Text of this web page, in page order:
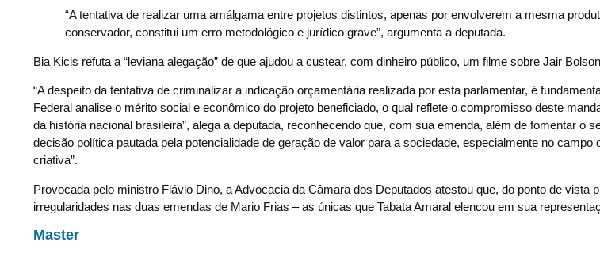
“A tentativa de realizar uma amálgama entre projetos distintos, apenas por envolverem a mesma
conservador, constitui um erro metodológico e jurídico grave”, argumenta a deputada.
Bia Kicis refuta a “leviana alegação” de que ajudou a custear, com dinheiro público, um filme sobre Jair
“A despeito da tentativa de criminalizar a indicação orçamentária realizada por esta parlamentar, é
Federal analise o mérito social e econômico do projeto beneficiado, o qual reflete o compromisso deste
da história nacional brasileira”, alega a deputada, reconhecendo que, com sua emenda, além de fomentar o
decisão política pautada pela potencialidade de geração de valor para a sociedade, especialmente no campo
criativa”.
Provocada pelo ministro Flávio Dino, a Advocacia da Câmara dos Deputados atestou que, do ponto de vista
irregularidades nas duas emendas de Mario Frias – as únicas que Tabata Amaral elencou em sua
Master